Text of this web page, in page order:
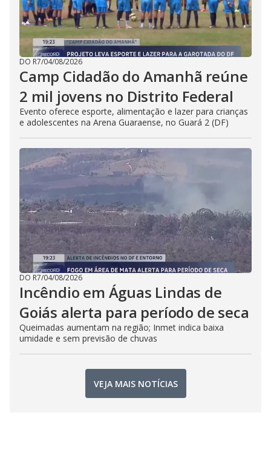
DO R7/04/08/2026
Camp Cidadão do Amanhã reúne
2 mil jovens no Distrito Federal
Evento oferece esporte, alimentação e lazer para crianças
e adolescentes na Arena Guaraense, no Guará 2 (DF)
DO R7/04/08/2026
Incêndio em Águas Lindas de
Goiás alerta para período de seca
Queimadas aumentam na região; Inmet indica baixa
umidade e sem previsão de chuvas
VEJA MAIS NOTÍCIAS